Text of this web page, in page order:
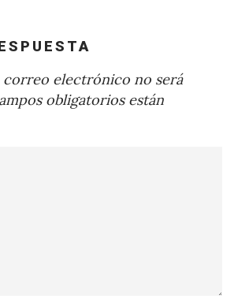
electrónico no será
obligatorios están